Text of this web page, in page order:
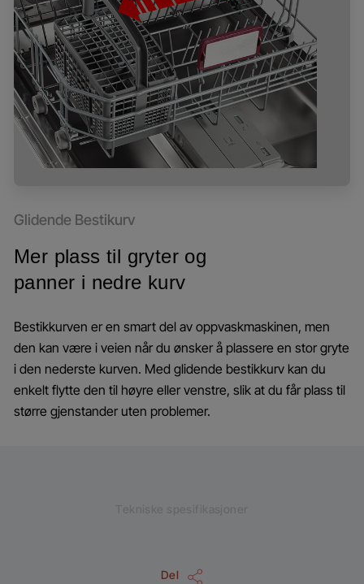
Glidende Bestikurv
Mer plass til gryter og
panner i nedre kurv
Bestikkurven er en smart del av oppvaskmaskinen, men
den kan være i veien når du ønsker å plassere en stor gryte
i den nederste kurven. Med glidende bestikkurv kan du
enkelt flytte den til høyre eller venstre, slik at du får plass til
større gjenstander uten problemer.
Del